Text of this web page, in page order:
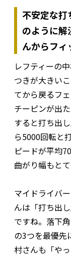
不安定な打
のように解
んからフィ
レフティーの
つきが大きい
てから戻るフ
チーピンが出
すると打ち出
ら5000回転と
ピードが平均
曲がり幅もとて
マイドライバ
んは「打ち出
ですね。落下
の3つを最優先
村さんも「や